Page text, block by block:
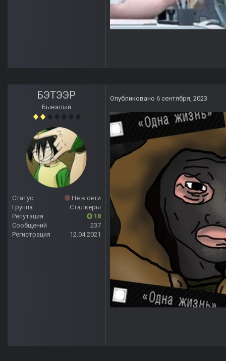
БЭТЭЭР
Бывалый
Статус
Не в сети
Группа
Сталкеры
Репутация
18
Сообщений
237
Регистрация
12.04.2021
Опубликовано 6 сентября, 2023